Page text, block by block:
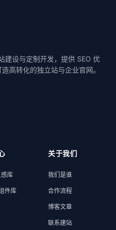
建设与定制开发，提供 SEO 优
高转化的独立站与企业官网。
库
件库
关于我们
我们是谁
合作流程
博客文章
联系建站